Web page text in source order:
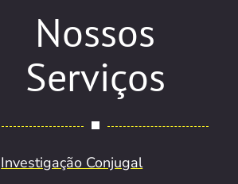
Nossos
Serviços
Investigação Conjugal